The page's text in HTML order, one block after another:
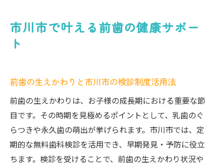
市川市で叶える前歯の健康サポー
ト
前歯の生えかわりと市川市の検診制度活用法
前歯の生えかわりは、お子様の成長期における重要な節
目です。その時期を見極めるポイントとして、乳歯のぐ
らつきや永久歯の萌出が挙げられます。市川市では、定
期的な無料歯科検診を活用でき、早期発見・予防に役立
ちます。検診を受けることで、前歯の生えかわり状況や